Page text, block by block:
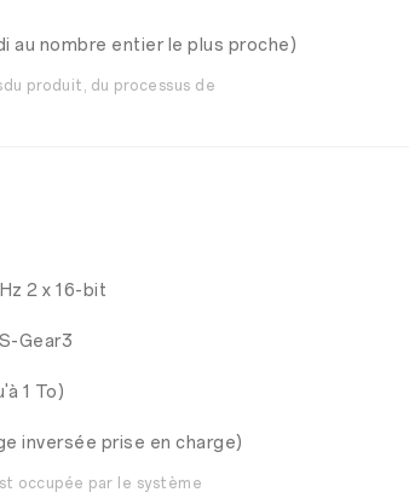
au nombre entier le plus proche)
produit, du processus de
2 x 16-bit
Gear3
1 To)
inversée prise en charge)
occupée par le système